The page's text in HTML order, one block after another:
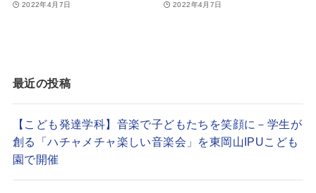
2022年4月7日 2022年4月7日
最近の投稿
【こども発達学科】音楽で子どもたちを笑顔に－学生が
創る「ハチャメチャ楽しい音楽会」を東岡山IPUこども
園で開催